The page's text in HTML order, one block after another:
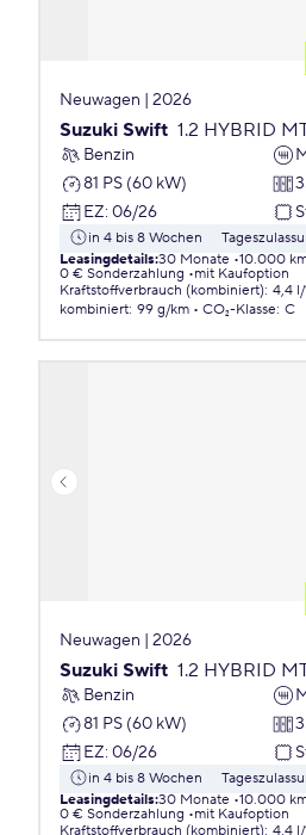
Neuwagen | 2026
Suzuki Swift 1.2 HYBRID
Benzin
81 PS (60 kW)
EZ: 06/26
in 4 bis 8 Wochen
Leasingdetails:30 Monate 10.000
0 € Sonderzahlung
mit Kaufoption
Kraftstoffverbrauch (kombiniert): 4,4
kombiniert: 99 g/km CO₂-Klasse: C
Neuwagen | 2026
Suzuki Swift 1.2 HYBRID
Benzin
81 PS (60 kW)
EZ: 06/26
in 4 bis 8 Wochen
Leasingdetails:30 Monate 10.000
0 € Sonderzahlung
mit Kaufoption
Kraftstoffverbrauch (kombiniert): 4,4